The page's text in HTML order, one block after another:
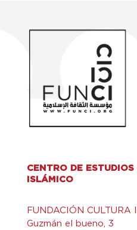
CENTRO DE
ISLÁMICO
FUNDACIÓN CULTURA
Guzmán el bueno, 3